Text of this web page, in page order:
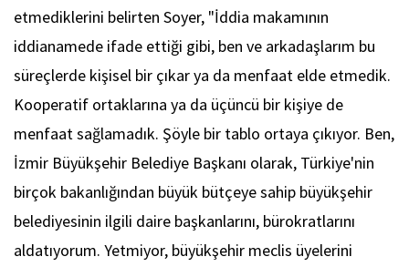
etmediklerini belirten Soyer, "İddia makamının
iddianamede ifade ettiği gibi, ben ve arkadaşlarım bu
süreçlerde kişisel bir çıkar ya da menfaat elde etmedik.
Kooperatif ortaklarına ya da üçüncü bir kişiye de
menfaat sağlamadık. Şöyle bir tablo ortaya çıkıyor. Ben,
İzmir Büyükşehir Belediye Başkanı olarak, Türkiye'nin
birçok bakanlığından büyük bütçeye sahip büyükşehir
belediyesinin ilgili daire başkanlarını, bürokratlarını
aldatıyorum. Yetmiyor, büyükşehir meclis üyelerini